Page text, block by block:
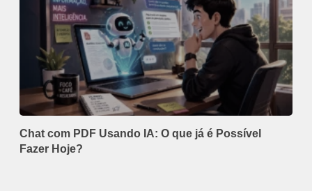
Chat com PDF Usando IA: O que já é Possível
Fazer Hoje?